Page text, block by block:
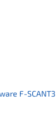
F-SCANT3